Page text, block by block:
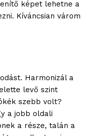
képet lehetne a
Kíváncsian várom
Harmonizál a
levő szint
szebb volt?
a jobb oldali
a része, talán a